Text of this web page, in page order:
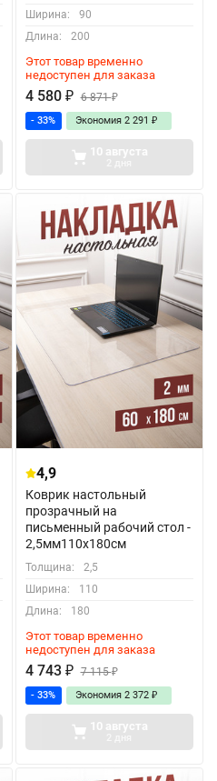
Ширина:
90
Длина:
200
Этот товар временно
недоступен для заказа
4 580 ₽ 6 871₽
- 33% Экономия 2 291 ₽
10 августа
4,9
Коврик настольный
прозрачный на
письменный рабочий стол -
2,5мм110x180см
Толщина:
2,5
Ширина:
110
Длина:
180
Этот товар временно
недоступен для заказа
4 743 ₽ 7 115₽
- 33% Экономия 2 372 ₽
10 августа